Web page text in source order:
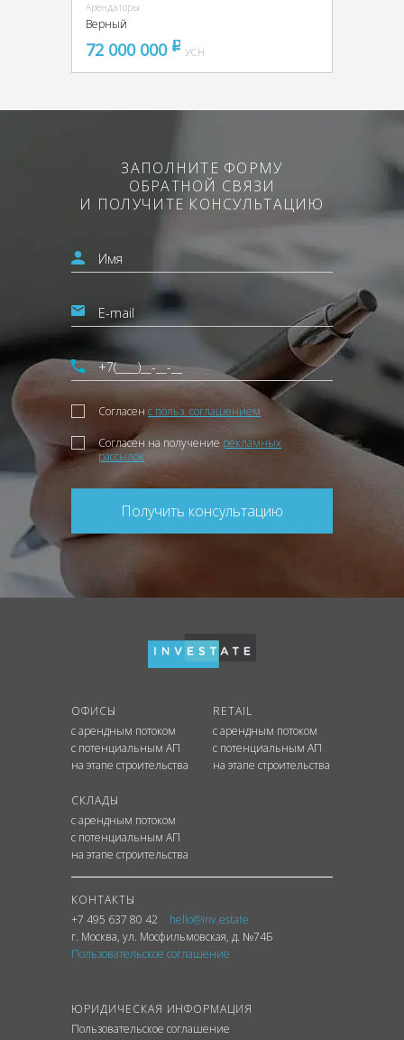
Арендаторы
Верный
72 000 000 pуб
УСН
ЗАПОЛНИТЕ ФОРМУ
ОБРАТНОЙ СВЯЗИ
И ПОЛУЧИТЕ КОНСУЛЬТАЦИЮ
Согласен с польз. соглашением
Согласен на получение рекламных
рассылок
Получить консультацию
ОФИСЫ
с арендным потоком
с потенциальным АП
на этапе строительства
RETAIL
с арендным потоком
с потенциальным АП
на этапе строительства
СКЛАДЫ
с арендным потоком
с потенциальным АП
на этапе строительства
КОНТАКТЫ
+7 495 637 80 42
hello@inv.estate
г. Москва, ул. Мосфильмовская, д. №74Б
Пользовательское соглашение
ЮРИДИЧЕСКАЯ ИНФОРМАЦИЯ
Пользовательское соглашение